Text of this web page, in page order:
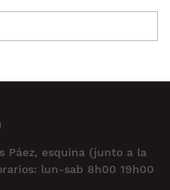
Páez, esquina (junto a la
lun-sab 8h00 19h00